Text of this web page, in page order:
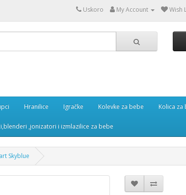
Uskoro My Account Wish
Hranilice Igračke Kolevke za bebe Kolica za
,jonizatori i izmlazilice za bebe
Skyblue